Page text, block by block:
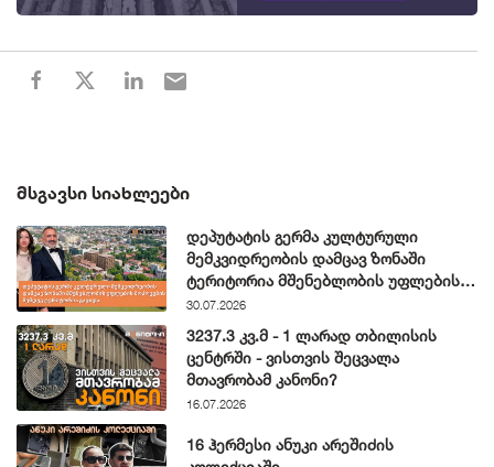
ᲛᲡᲒᲐᲕᲡᲘ ᲡᲘᲐᲮᲚᲔᲔᲑᲘ
დეპუტატის გერმა კულტურული
მემკვიდრეობის დამცავ ზონაში
ტერიტორია მშენებლობის უფლების
მოპოვების შემდეგ გაყიდა
30.07.2026
3237.3 კვ.მ - 1 ლარად თბილისის
ცენტრში - ვისთვის შეცვალა
მთავრობამ კანონი?
16.07.2026
16 ჰერმესი ანუკი არეშიძის